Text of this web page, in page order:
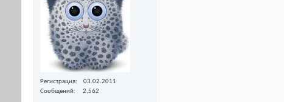
Регистрация
03.02.2011
Сообщений
2,562